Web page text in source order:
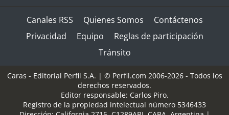
Canales RSS Quienes Somos
Contáctenos
Privacidad
Equipo
Reglas de participación
Tránsito
Caras - Editorial Perfil S.A. | © Perfil.com 2006-2026 - Todos los
derechos reservados.
Editor responsable: Carlos Piro.
Registro de la propiedad intelectual número 5346433